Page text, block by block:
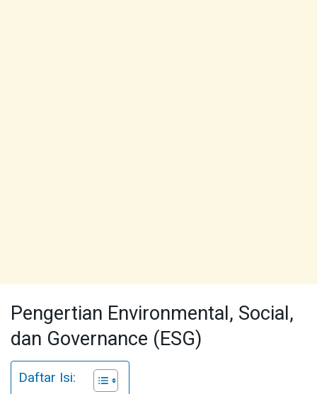
Pengertian Environmental, Social,
dan Governance (ESG)
Daftar Isi: